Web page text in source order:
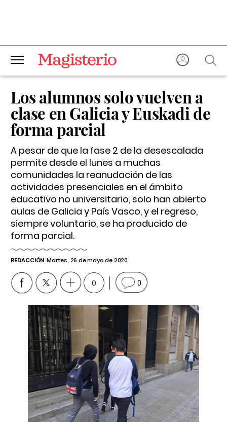
Los alumnos solo vuelven a
clase en Galicia y Euskadi de
forma parcial
A pesar de que la fase 2 de la desescalada
permite desde el lunes a muchas
comunidades la reanudación de las
actividades presenciales en el ámbito
educativo no universitario, solo han abierto
aulas de Galicia y País Vasco, y el regreso,
siempre voluntario, se ha producido de
forma parcial.
REDACCIÓN Martes, 26 de mayo de 2020
0 0